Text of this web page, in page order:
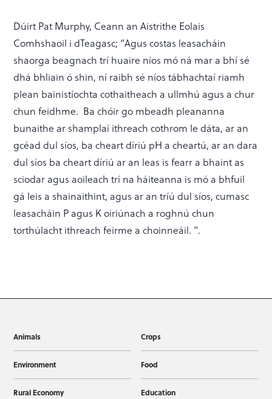
Dúirt Pat Murphy, Ceann an Aistrithe Eolais
Comhshaoil i dTeagasc; “Agus costas leasacháin
shaorga beagnach trí huaire níos mó ná mar a bhí sé
dhá bhliain ó shin, ní raibh sé níos tábhachtaí riamh
plean bainistíochta cothaitheach a ullmhú agus a chur
chun feidhme. Ba chóir go mbeadh pleananna
bunaithe ar shamplaí ithreach cothrom le dáta, ar an
gcéad dul síos, ba cheart díriú pH a cheartú, ar an dara
dul síos ba cheart díriú ar an leas is fearr a bhaint as
sciodar agus aoileach trí na háiteanna is mó a bhfuil
gá leis a shainaithint, agus ar an tríú dul síos, cumasc
leasacháin P agus K oiriúnach a roghnú chun
torthúlacht ithreach feirme a choinneáil. ”.
Animals Crops
Environment Food
Rural Economy Education